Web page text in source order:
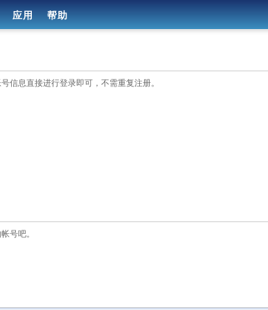
应用 帮助
信息直接进行登录即可，不需重复注册。
号吧。